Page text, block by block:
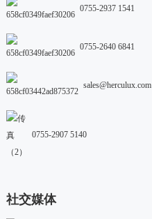
0755-2937 1541
0755-2640 6841
sales@herculux.com
0755-2907 5140
社交媒体